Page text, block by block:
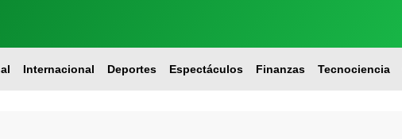
Internacional Deportes Espectáculos Finanzas Tecnociencia